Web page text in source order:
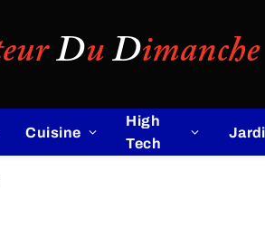
Cuisine
High
Tech